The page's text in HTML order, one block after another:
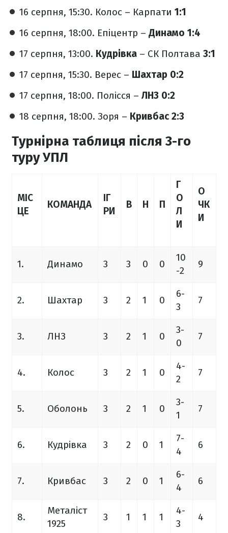
16 серпня, 15:30. Колос – Карпати 1:1
16 серпня, 18:00. Епіцентр – Динамо 1:4
17 серпня, 13:00. Кудрівка – СК Полтава 3:1
17 серпня, 15:30. Верес – Шахтар 0:2
17 серпня, 18:00. Полісся – ЛНЗ 0:2
18 серпня, 18:00. Зоря – Кривбас 2:3
Турнірна таблиця після 3-го
туру УПЛ
МІС
ЦЕ
КОМАНДА
ІГ
РИ
В Н П
Г
О
Л
И
О
ЧК
И
1. Динамо 3 3 0 0
10
-2
9
2. Шахтар 3 2 1 0
6-
3
7
3. ЛНЗ 3 2 1 0
3-
0
7
4. Колос 3 2 1 0
4-
2
7
5. Оболонь 3 2 1 0
3-
1
7
6. Кудрівка 3 2 0 1
7-
4
6
7. Кривбас 3 2 0 1
6-
4
6
8.
Металіст
1925
3 1 1 1
4-
3
4